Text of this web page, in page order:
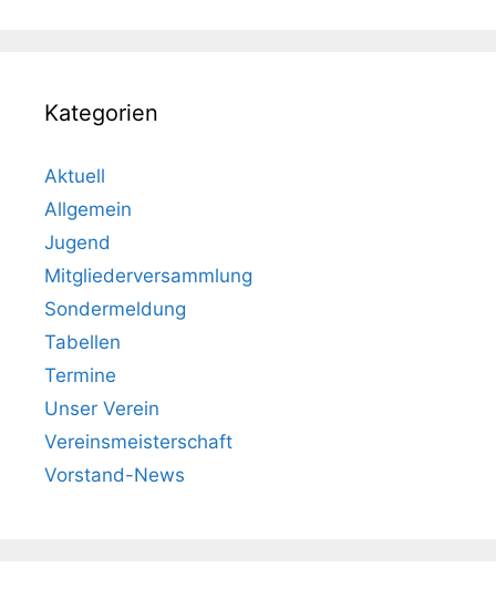
Kategorien
Aktuell
Allgemein
Jugend
Mitgliederversammlung
Sondermeldung
Tabellen
Termine
Unser Verein
Vereinsmeisterschaft
Vorstand-News